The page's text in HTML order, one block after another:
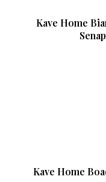
Kave Home
Kave Home